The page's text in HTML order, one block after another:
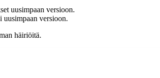
uusimpaan versioon.
uusimpaan versioon.
häiriöitä.